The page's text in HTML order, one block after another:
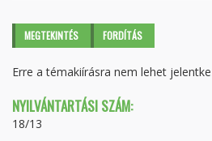
Elsődleges fülek
MEGTEKINTÉS (AKTÍVFORDÍTÁS
Erre a témakiírásra nem lehet
NYILVÁNTARTÁSI SZÁM:
18/13